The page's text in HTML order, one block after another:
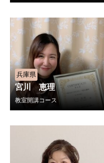
兵庫県
宮川 恵理
教室開講コース